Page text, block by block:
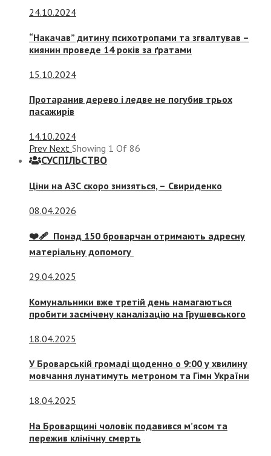
24.10.2024
“Накачав” дитину психотропами та згвалтував –
киянин проведе 14 років за ґратами
15.10.2024
Протаранив дерево і ледве не погубив трьох
пасажирів
14.10.2024
Prev Next Showing 1 Of 86
СУСПIЛЬСТВО
Ціни на АЗС скоро знизяться, – Свириденко
08.04.2026
❤️‍🩹 Понад 150 броварчан отримають адресну
матеріальну допомогу
29.04.2025
Комунальники вже третій день намагаються
пробити засмічену каналізацію на Грушевського
18.04.2025
У Броварській громаді щоденно о 9:00 у хвилину
мовчання лунатимуть метроном та Гімн України
18.04.2025
На Броварщині чоловік подавився м’ясом та
пережив клінічну смерть